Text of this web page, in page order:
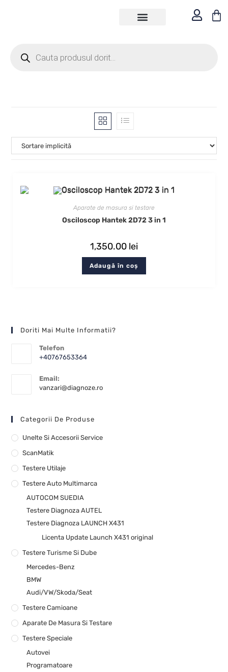
Aparate de masura si testare
Osciloscop Hantek 2D72 3 in 1
1,350.00 lei
Adaugă în coș
Doriti Mai Multe Informatii?
Telefon
+40767653364
Email:
vanzari@diagnoze.ro
Categorii De Produse
Unelte Si Accesorii Service
ScanMatik
Testere Utilaje
Testere Auto Multimarca
AUTOCOM SUEDIA
Testere Diagnoza AUTEL
Testere Diagnoza LAUNCH X431
Licenta Update Launch X431 original
Testere Turisme Si Dube
Mercedes-Benz
BMW
Audi/VW/Skoda/Seat
Testere Camioane
Aparate De Masura Si Testare
Testere Speciale
Autovei
Programatoare